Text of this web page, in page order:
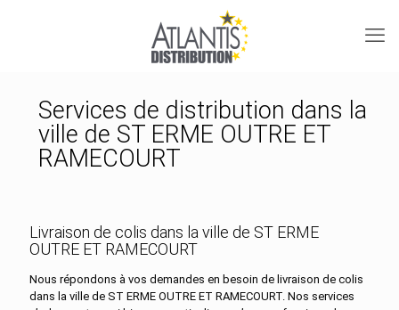
Services de distribution dans la
ville de ST ERME OUTRE ET
RAMECOURT
Livraison de colis dans la ville de ST ERME
OUTRE ET RAMECOURT
Nous répondons à vos demandes en besoin de livraison de colis
dans la ville de ST ERME OUTRE ET RAMECOURT. Nos services